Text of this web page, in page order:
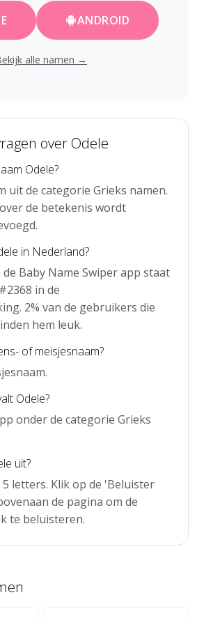
ANDROID
alle namen →
over Odele
Odele?
uit de categorie Grieks namen.
de betekenis wordt
in Nederland?
Baby Name Swiper app staat
in de
2% van de gebruikers die
hem leuk.
of meisjesnaam?
Odele?
onder de categorie Grieks
uit?
letters. Klik op de 'Beluister
de pagina om de
te beluisteren.